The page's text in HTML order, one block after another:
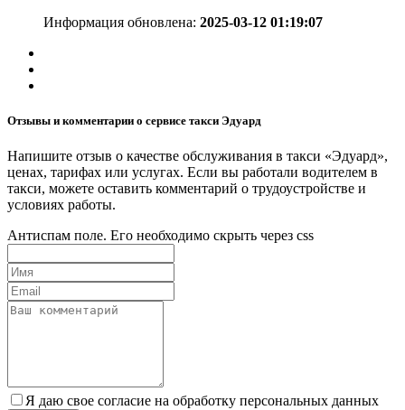
Информация обновлена: 2025-03-12 01:19:07
Отзывы и комментарии о сервисе такси Эдуард
Напишите отзыв о качестве обслуживания в такси «Эдуард»,
ценах, тарифах или услугах. Если вы работали водителем в
такси, можете оставить комментарий о трудоустройстве и
условиях работы.
Антиспам поле. Его необходимо скрыть через css
Я даю свое согласие на обработку персональных данных